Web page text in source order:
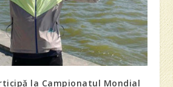
la Campionatul Mondial